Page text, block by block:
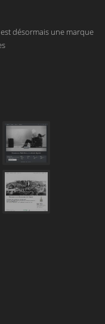
désormais une marque